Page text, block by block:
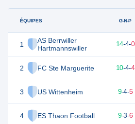
ÉQUIPES
1
AS Berrwiller
Hartmannswiller
2 FC Ste Marguerite
3 US Wittenheim
4 ES Thaon Football
G-N-P
14-4-0
34 10-4-4
9-4-5
30 9-3-6